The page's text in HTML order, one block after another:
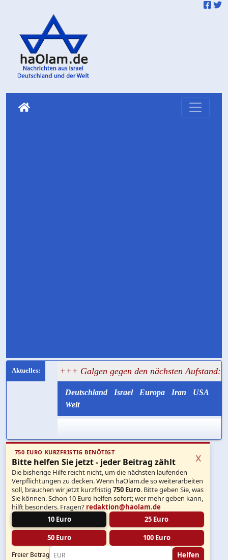
+++ Galgen gegen den nächsten Aufstand: Teheran will
Deutschland Israel Europa Iran
USA
Welt
750 EURO KURZFRISTIG BENÖTIGT
Bitte helfen Sie jetzt - jeder Beitrag zählt
Die bisherige Hilfe reicht nicht, um die nächsten laufenden
Verpflichtungen zu decken. Wenn haOlam.de so weiterarbeiten
soll, brauchen wir jetzt kurzfristig750 Euro. Bitte geben Sie, was
Sie können. Schon 10 Euro helfen sofort; wer mehr geben kann,
hilft besonders. Fragen? redaktion@haolam.de
10 Euro
25 Euro
50 Euro 100 Euro
Freier Betrag Helfen
x